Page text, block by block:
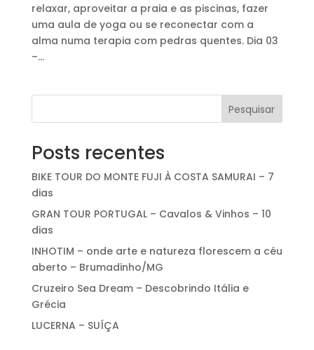
relaxar, aproveitar a praia e as piscinas, fazer
uma aula de yoga ou se reconectar com a
alma numa terapia com pedras quentes. Dia 03
–...
Pesquisar
Posts recentes
BIKE TOUR DO MONTE FUJI À COSTA SAMURAI – 7
dias
GRAN TOUR PORTUGAL – Cavalos & Vinhos – 10
dias
INHOTIM – onde arte e natureza florescem a céu
aberto – Brumadinho/MG
Cruzeiro Sea Dream – Descobrindo Itália e
Grécia
LUCERNA – SUÍÇA